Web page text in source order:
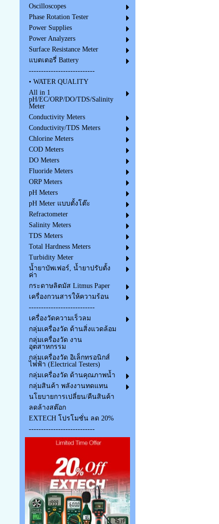
Oscilloscopes
Phase Rotation Tester
Power Supplies
Power Analyzers
Surface Resistance Meter
แบตเตอรี่ Battery
---------------------------
• WATER QUALITY
All in 1
pH/EC/ORP/DO/TDS/Salinity
Meter
Conductivity Meters
Conductivity/TDS Meters
Chlorine Meters
COD Meters
DO Meters
Fluoride Meters
ORP Meters
pH Meters
pH Meter แบบตั้งโต๊ะ
Refractometer
Salinity Meters
TDS Meters
Total Hardness Meters
Turbidity Meter
น้ำยาบัพเฟอร์, น้ำยาปรับตั้ง
ค่า
กระดาษลิตมัส Litmus Paper
เครื่องกวนสารให้ความร้อน
---------------------------
เครื่องวัดความเร็วลม
กลุ่มเครื่องวัด ด้านสิ่งแวดล้อม
กลุ่มเครื่องวัด งาน
อุตสาหกรรม
กลุ่มเครื่องวัด อิเล็กทรอนิกส์
ไฟฟ้า (Electrical Testers)
กลุ่มเครื่องวัด ด้านคุณภาพน้ำ
กลุ่มสินค้า พลังงานทดแทน
นโยบายการเปลี่ยน/คืนสินค้า
ลดล้างสต๊อก
EXTECH โปรโมชั่น ลด 20%
---------------------------